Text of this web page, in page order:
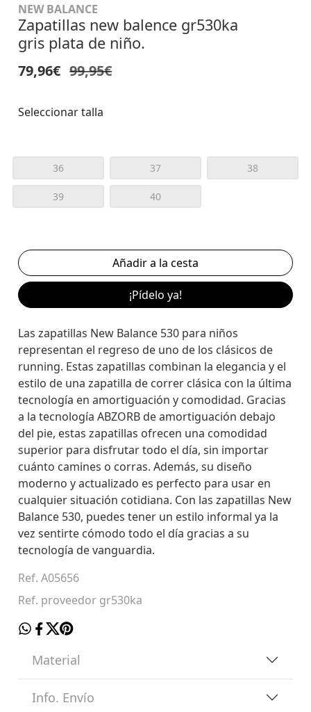
NEW BALANCE
Zapatillas new balence gr530ka
gris plata de niño.
79,96€ 99,95€
Seleccionar talla
36 37 38
39 40
¡Pídelo ya!
Las zapatillas New Balance 530 para niños
representan el regreso de uno de los clásicos de
running. Estas zapatillas combinan la elegancia y el
estilo de una zapatilla de correr clásica con la última
tecnología en amortiguación y comodidad. Gracias
a la tecnología ABZORB de amortiguación debajo
del pie, estas zapatillas ofrecen una comodidad
superior para disfrutar todo el día, sin importar
cuánto camines o corras. Además, su diseño
moderno y actualizado es perfecto para usar en
cualquier situación cotidiana. Con las zapatillas New
Balance 530, puedes tener un estilo informal ya la
vez sentirte cómodo todo el día gracias a su
tecnología de vanguardia.
Ref. A05656
Ref. proveedor gr530ka
Material
Info. Envío